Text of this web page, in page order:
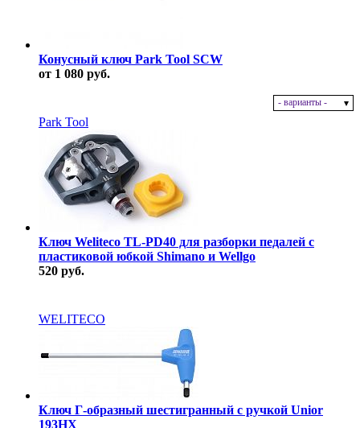
Конусный ключ Park Tool SCW
от 1 080 руб.
- варианты -
Park Tool
Ключ Weliteco TL-PD40 для разборки педалей с
пластиковой юбкой Shimano и Wellgo
520 руб.
WELITECO
Ключ Г-образный шестигранный с ручкой Unior
193HX